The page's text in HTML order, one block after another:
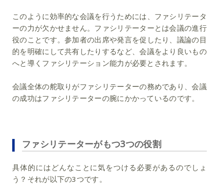
このように効率的な会議を行うためには、ファシリテータ
ーの力が欠かせません。ファシリテーターとは会議の進行
役のことです。参加者の出席や発言を促したり、議論の目
的を明確にして共有したりするなど、会議をより良いもの
へと導くファシリテーション能力が必要とされます。
会議全体の舵取りがファシリテーターの務めであり、会議
の成功はファシリテーターの腕にかかっているのです。
ファシリテーターがもつ3つの役割
具体的にはどんなことに気をつける必要があるのでしょ
う？それが以下の3つです。